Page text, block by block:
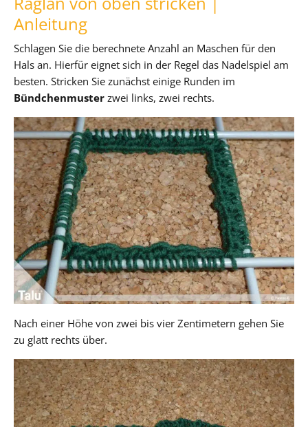
Anleitung
Schlagen Sie die berechnete Anzahl an Maschen für den
Hals an. Hierfür eignet sich in der Regel das Nadelspiel am
besten. Stricken Sie zunächst einige Runden im
Bündchenmuster zwei links, zwei rechts.
Nach einer Höhe von zwei bis vier Zentimetern gehen Sie
zu glatt rechts über.